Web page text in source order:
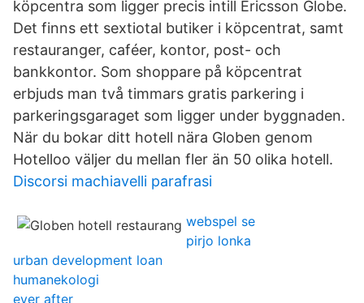
köpcentra som ligger precis intill Ericsson Globe.
Det finns ett sextiotal butiker i köpcentrat, samt
restauranger, caféer, kontor, post- och
bankkontor. Som shoppare på köpcentrat
erbjuds man två timmars gratis parkering i
parkeringsgaraget som ligger under byggnaden.
När du bokar ditt hotell nära Globen genom
Hotelloo väljer du mellan fler än 50 olika hotell.
Discorsi machiavelli parafrasi
webspel se
pirjo lonka
urban development loan
humanekologi
ever after